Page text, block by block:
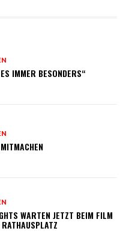
IMMER BESONDERS“
WARTEN JETZT BEIM FILM